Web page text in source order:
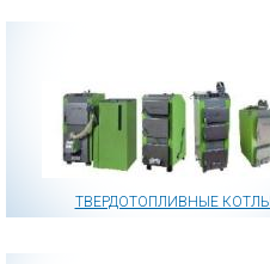
ТВЕРДОТОПЛИВНЫЕ КОТЛЫ